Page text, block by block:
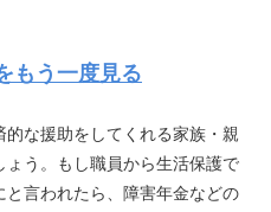
もう一度見る
な援助をしてくれる家族・親
う。もし職員から生活保護で
言われたら、障害年金などの